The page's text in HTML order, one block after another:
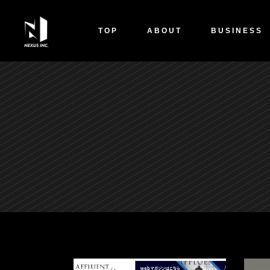
TOP ABOUT BUSINESS